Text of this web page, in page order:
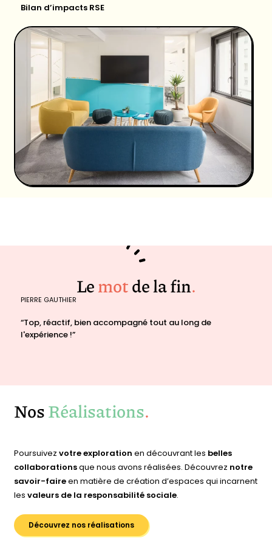
Bilan d’impacts RSE
Lemotde la fin.
PIERRE GAUTHIER
“Top, réactif, bien accompagné tout au long de
l'expérience !”
NosRéalisations.
Poursuivezvotre explorationen découvrant les belles
collaborationsque nous avons réalisées. Découvrez notre
savoir-faireen matière de création d’espaces qui incarnent
lesvaleurs de la responsabilité sociale.
Découvrez nos réalisations